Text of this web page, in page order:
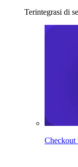
Terintegrasi di
Checkout